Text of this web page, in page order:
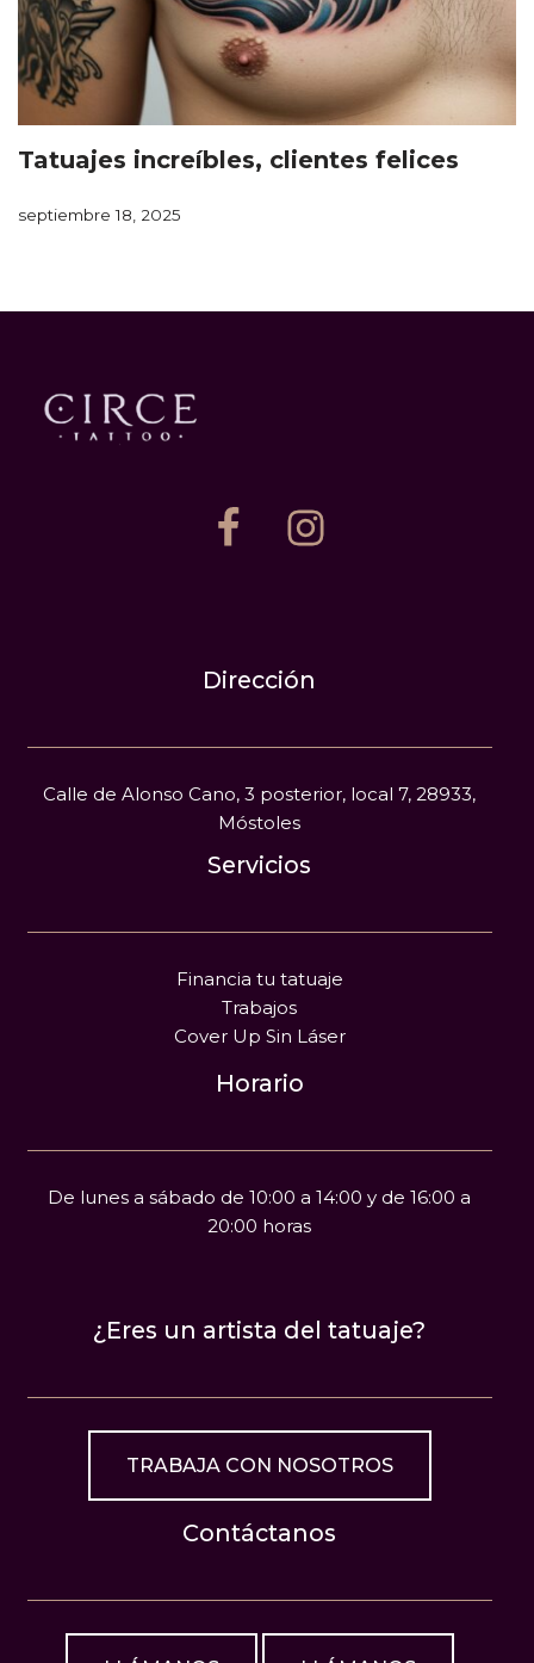
Tatuajes increíbles, clientes felices
septiembre 18, 2025
Dirección
Calle de Alonso Cano, 3 posterior, local 7, 28933,
Móstoles
Servicios
Financia tu tatuaje
Trabajos
Cover Up Sin Láser
Horario
De lunes a sábado de 10:00 a 14:00 y de 16:00 a
20:00 horas
¿Eres un artista del tatuaje?
TRABAJA CON NOSOTROS
Contáctanos